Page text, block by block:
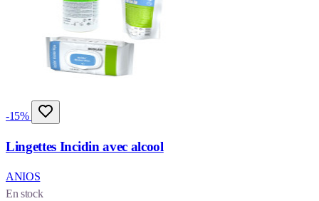
-15%
Lingettes Incidin avec alcool
ANIOS
En stock